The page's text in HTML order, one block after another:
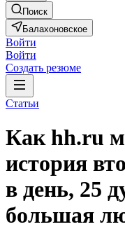
Поиск
Балахоновское
Войти
Войти
Создать резюме
Статьи
Как hh.ru
история
в день, 25
большая